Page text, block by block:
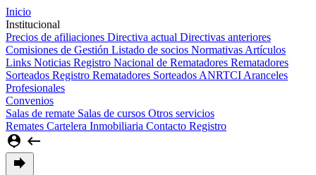
Inicio
Institucional
Precios de afiliaciones Directiva actual Directivas anteriores
Comisiones de Gestión Listado de socios Normativas Artículos
Links Noticias Registro Nacional de Rematadores Rematadores
Sorteados Registro Rematadores Sorteados ANRTCI Aranceles
Profesionales
Convenios
Salas de remate Salas de cursos Otros servicios
Remates Cartelera Inmobiliaria Contacto Registro
person_pin keyboard_backspace
forward